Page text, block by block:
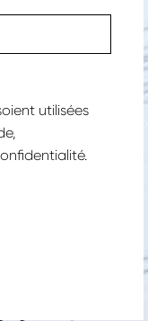
utilisées